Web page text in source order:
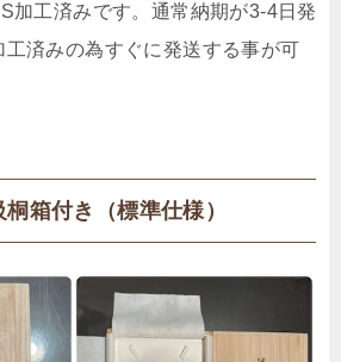
加工済みです。通常納期が3-4日発
済みの為すぐに発送する事が可
箱付き（標準仕様）